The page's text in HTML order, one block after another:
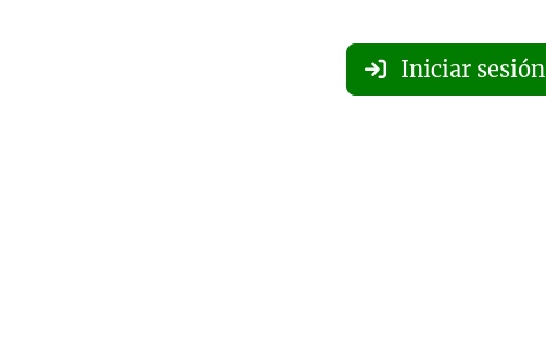
Iniciar sesión